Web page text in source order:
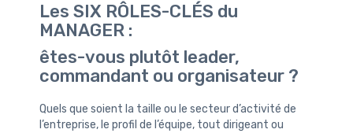
Les SIX RÔLES-CLÉS du
MANAGER :
êtes-vous plutôt leader,
commandant ou organisateur ?
Quels que soient la taille ou le secteur d’activité de
l’entreprise, le profil de l’équipe, tout dirigeant ou